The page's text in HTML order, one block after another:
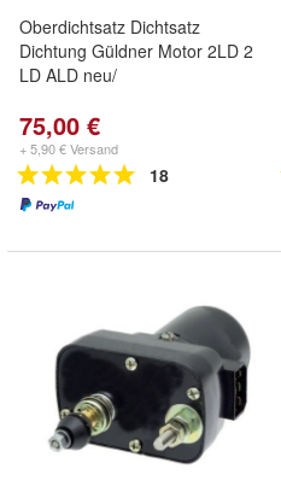
Oberdichtsatz Dichtsatz
Dichtung Güldner Motor 2LD 2
LD ALD neu/
75,00 €
+ 5,90 € Versand
18